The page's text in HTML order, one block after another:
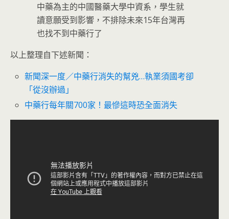
中藥為主的中國醫藥大學中資系，學生就
讀意願受到影響，不排除未來15年台灣再
也找不到中藥行了
以上整理自下述新聞：
新聞深一度／中藥行消失的幫兇…執業須國考卻
「從沒辦過」
中藥行每年關700家！最慘這時恐全面消失